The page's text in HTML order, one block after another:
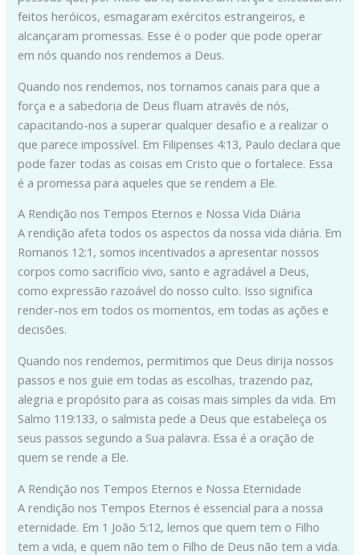
feitos heróicos, esmagaram exércitos estrangeiros, e
alcançaram promessas. Esse é o poder que pode operar
em nós quando nos rendemos a Deus.
Quando nos rendemos, nos tornamos canais para que a
força e a sabedoria de Deus fluam através de nós,
capacitando-nos a superar qualquer desafio e a realizar o
que parece impossível. Em Filipenses 4:13, Paulo declara que
pode fazer todas as coisas em Cristo que o fortalece. Essa
é a promessa para aqueles que se rendem a Ele.
A Rendição nos Tempos Eternos e Nossa Vida Diária
A rendição afeta todos os aspectos da nossa vida diária. Em
Romanos 12:1, somos incentivados a apresentar nossos
corpos como sacrifício vivo, santo e agradável a Deus,
como expressão razoável do nosso culto. Isso significa
render-nos em todos os momentos, em todas as ações e
decisões.
Quando nos rendemos, permitimos que Deus dirija nossos
passos e nos guie em todas as escolhas, trazendo paz,
alegria e propósito para as coisas mais simples da vida. Em
Salmo 119:133, o salmista pede a Deus que estabeleça os
seus passos segundo a Sua palavra. Essa é a oração de
quem se rende a Ele.
A Rendição nos Tempos Eternos e Nossa Eternidade
A rendição nos Tempos Eternos é essencial para a nossa
eternidade. Em 1 João 5:12, lemos que quem tem o Filho
tem a vida, e quem não tem o Filho de Deus não tem a vida.